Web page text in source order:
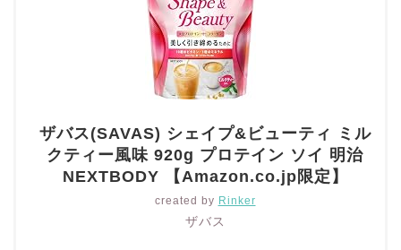
ザバス(SAVAS) シェイプ&ビューティ ミル
クティー風味 920g プロテイン ソイ 明治
NEXTBODY 【Amazon.co.jp限定】
created by Rinker
ザバス